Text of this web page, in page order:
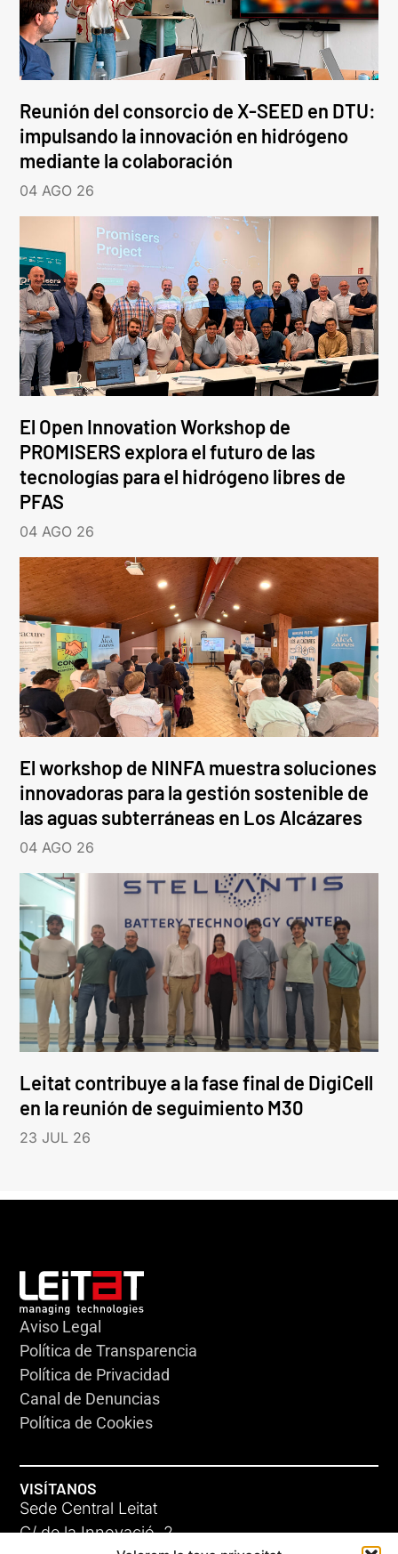
Reunión del consorcio de X-SEED en DTU:
impulsando la innovación en hidrógeno
mediante la colaboración
04 AGO 26
El Open Innovation Workshop de
PROMISERS explora el futuro de las
tecnologías para el hidrógeno libres de
PFAS
04 AGO 26
El workshop de NINFA muestra soluciones
innovadoras para la gestión sostenible de
las aguas subterráneas en Los Alcázares
04 AGO 26
Leitat contribuye a la fase final de DigiCell
en la reunión de seguimiento M30
23 JUL 26
Aviso Legal
Política de Transparencia
Política de Privacidad
Canal de Denuncias
Política de Cookies
VISÍTANOS
Sede Central Leitat
C/ de la Innovació, 2